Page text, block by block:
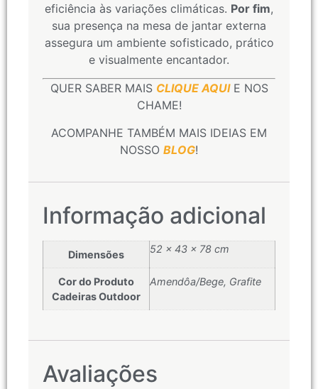
eficiência às variações climáticas. Por fim,
sua presença na mesa de jantar externa
assegura um ambiente sofisticado, prático
e visualmente encantador.
QUER SABER MAIS CLIQUE AQUIE NOS
CHAME!
ACOMPANHE TAMBÉM MAIS IDEIAS EM
NOSSO BLOG!
Informação adicional
Dimensões 52 × 43 × 78 cm
Cor do Produto
Cadeiras Outdoor
Amendôa/Bege, Grafite
Avaliações